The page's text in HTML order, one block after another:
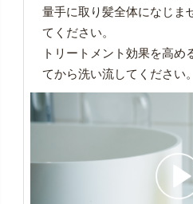
量手に取り髪全体になじま
てください。
トリートメント効果を高め
てから洗い流してください。